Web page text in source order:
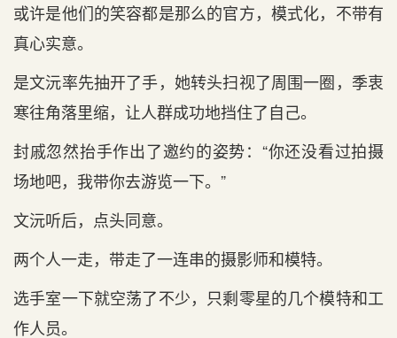
或许是他们的笑容都是那么的官方，模式化，不带有
真心实意。
是文沅率先抽开了手，她转头扫视了周围一圈，季衷
寒往角落里缩，让人群成功地挡住了自己。
封戚忽然抬手作出了邀约的姿势：“你还没看过拍摄
场地吧，我带你去游览一下。”
文沅听后，点头同意。
两个人一走，带走了一连串的摄影师和模特。
选手室一下就空荡了不少，只剩零星的几个模特和工
作人员。